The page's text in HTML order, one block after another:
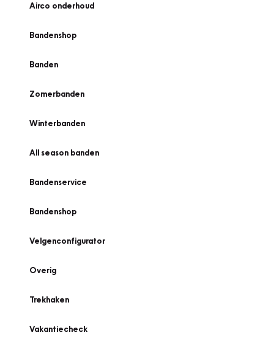
Airco onderhoud
Bandenshop
Banden
Zomerbanden
Winterbanden
All season banden
Bandenservice
Bandenshop
Velgenconfigurator
Overig
Trekhaken
Vakantiecheck